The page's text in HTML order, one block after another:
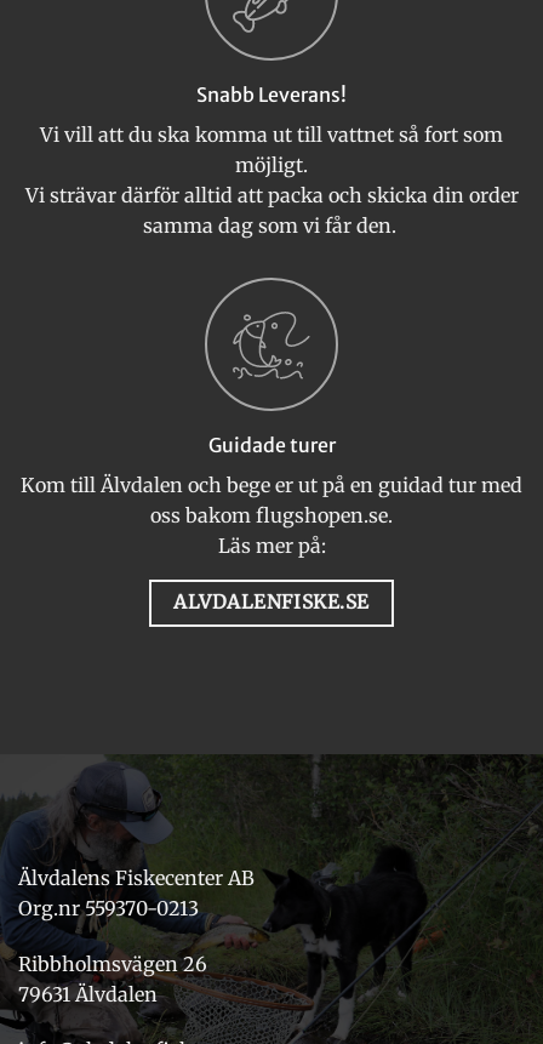
Snabb Leverans!
Vi vill att du ska komma ut till vattnet så fort som
möjligt.
Vi strävar därför alltid att packa och skicka din order
samma dag som vi får den.
Guidade turer
Kom till Älvdalen och bege er ut på en guidad tur med
oss bakom flugshopen.se.
Läs mer på:
ALVDALENFISKE.SE
Älvdalens Fiskecenter AB
Org.nr 559370-0213
Ribbholmsvägen 26
79631 Älvdalen